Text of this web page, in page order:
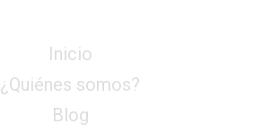
Inicio
¿Quiénes somos?
Blog